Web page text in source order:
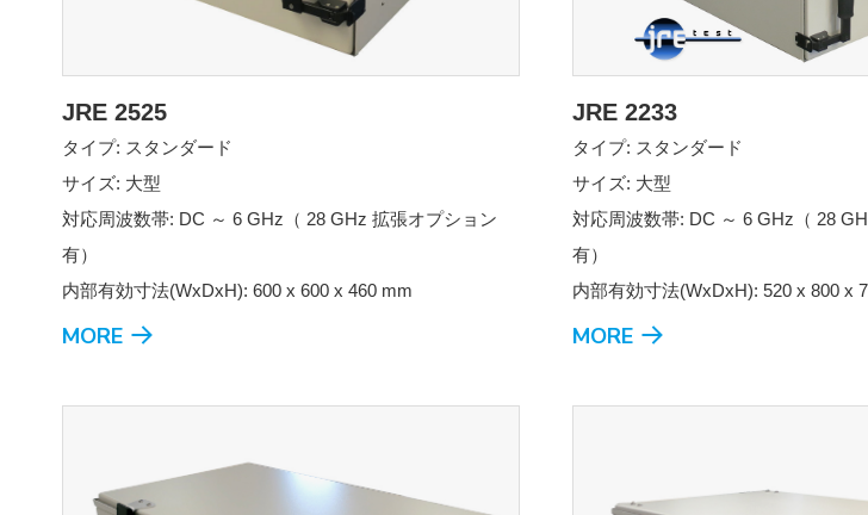
JRE 2525
タイプ: スタンダード
サイズ: 大型
対応周波数帯: DC ～ 6 GHz（ 28 GHz 拡張オプション
有）
内部有効寸法(WxDxH): 600 x 600 x 460 mm
MORE
JRE 2233
タイプ: スタンダード
サイズ: 大型
対応周波数帯: DC ～ 6 GHz（ 28
有）
内部有効寸法(WxDxH): 520 x 800 x
MORE